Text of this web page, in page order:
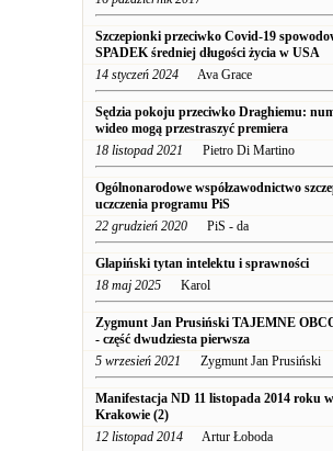
Szczepionki przeciwko Covid-19
SPADEK średniej długości życia w USA
14 styczeń 2024 Ava Grace
Sędzia pokoju przeciwko Draghiemu:
wideo mogą przestraszyć premiera
18 listopad 2021 Pietro Di Martino
Ogólnonarodowe współzawodnictwo
uczczenia programu PiS
22 grudzień 2020 PiS - da
Glapiński tytan intelektu i sprawności
18 maj 2025 Karol
Zygmunt Jan Prusiński TAJEMNE
- część dwudziesta pierwsza
5 wrzesień 2021 Zygmunt Jan Prusiński
Manifestacja ND 11 listopada 2014 roku w
Krakowie (2)
12 listopad 2014 Artur Łoboda